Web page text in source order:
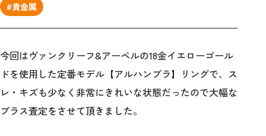
#貴金属
今回はヴァンクリーフ&アーペルの18金イエローゴール
ドを使用した定番モデル【アルハンブラ】リングで、ス
レ・キズも少なく非常にきれいな状態だったので大幅な
プラス査定をさせて頂きました。